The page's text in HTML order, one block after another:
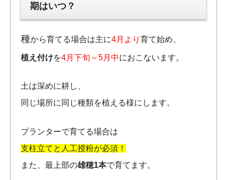
期はいつ？
種から育てる場合は主に4月より 育て始め、
植え付けを4月下旬～5月中におこないます。
土は深めに耕し、
同じ場所に同じ種類を植える様にします。
プランターで育てる場合は
支柱立てと人工授粉が必須！
また、最上部の雄穂1本で育てます。